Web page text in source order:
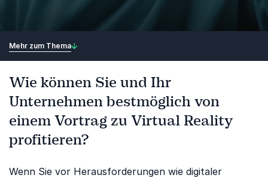
Mehr zum Thema
Wie können Sie und Ihr
Unternehmen bestmöglich von
einem Vortrag zu Virtual Reality
profitieren?
Wenn Sie vor Herausforderungen wie digitaler